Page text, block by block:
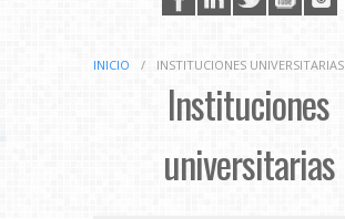
INICIO / INSTITUCIONES UNIVERSITARIAS
Instituciones
universitarias